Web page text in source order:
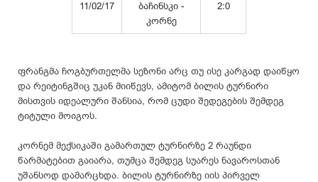
11/02/17
ბაჩინსკი -
კორნე
2:0
ფრანგმა ჩოგბურთელმა სეზონი არც თუ ისე კარგად დაიწყო
და რეიტინგშიც უკან მიიწევს, ამიტომ ბილის ტურნირი
მისთვის იდეალური შანსია, რომ ცუდი შედეგების შემდეგ
ტიტული მოიგოს.
კორნემ მექსიკაში გამართულ ტურნირზე 2 რაუნდი
წარმატებით გაიარა, თუმცა შემდეგ სუარეს ნავაროსთან
უშანსოდ დამარცხდა. ბილის ტურნირზე იის პირველ